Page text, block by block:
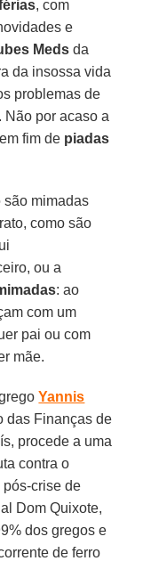
, com
e
Meds da
da insossa vida
problemas de
Não por acaso a
fim de piadas
são mimadas
como são
ou a
: ao
com um
pai ou com
mãe.
Yannis
das Finanças de
procede a uma
contra o
crise de
Dom Quixote,
dos gregos e
de ferro